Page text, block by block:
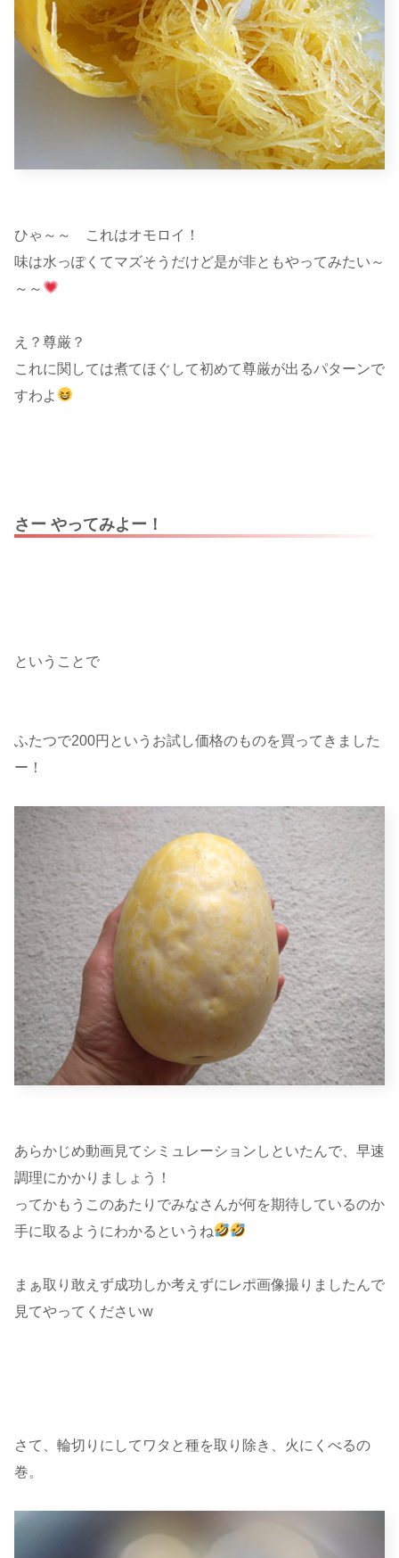
ひゃ～～ これはオモロイ！
味は水っぽくてマズそうだけど是が非ともやってみたい～
～～
え？尊厳？
これに関しては煮てほぐして初めて尊厳が出るパターンで
すわよ
さー やってみよー！
ということで
ふたつで200円というお試し価格のものを買ってきました
ー！
あらかじめ動画見てシミュレーションしといたんで、早速
調理にかかりましょう！
ってかもうこのあたりでみなさんが何を期待しているのか
手に取るようにわかるというね
まぁ取り敢えず成功しか考えずにレポ画像撮りましたんで
見てやってくださいw
さて、輪切りにしてワタと種を取り除き、火にくべるの
巻。